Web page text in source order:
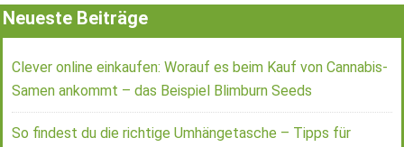
Neueste Beiträge
Clever online einkaufen: Worauf es beim Kauf von Cannabis-
Samen ankommt – das Beispiel Blimburn Seeds
So findest du die richtige Umhängetasche – Tipps für